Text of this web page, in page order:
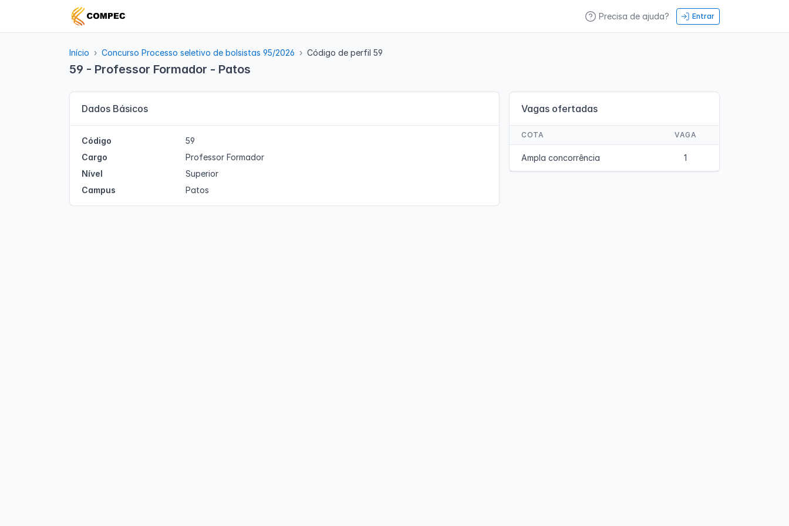
Entrar
Precisa de ajuda?
Início Concurso Processo seletivo de bolsistas 95/2026 Código de perfil 59
59 - Professor Formador - Patos
Dados Básicos
Código
59
Cargo
Professor Formador
Nível
Superior
Campus
Patos
Vagas ofertadas
COTA VAGA
Ampla concorrência 1